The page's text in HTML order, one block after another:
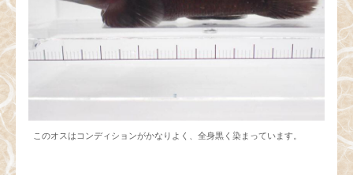
このオスはコンディションがかなりよく、全身黒く染まっています。